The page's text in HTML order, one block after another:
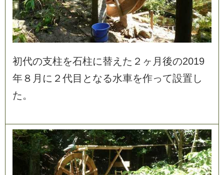
初代の支柱を石柱に替え た ２ ヶ 月 後の2019
年８ 月 に ２ 代目 と なる水車を作って設置 し
た。